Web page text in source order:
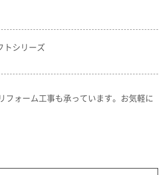
トシリーズ
フォーム工事も承っています。お気軽に